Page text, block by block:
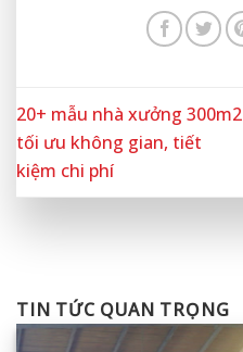
20+ mẫu nhà xưởng 300m2
tối ưu không gian, tiết
kiệm chi phí
TIN TỨC QUAN TRỌNG